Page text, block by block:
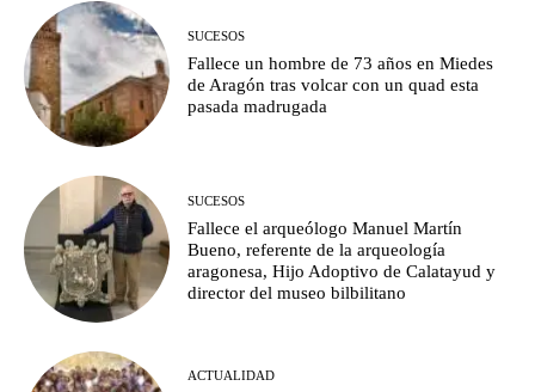
SUCESOS
Fallece un hombre de 73 años en Miedes
de Aragón tras volcar con un quad esta
pasada madrugada
SUCESOS
Fallece el arqueólogo Manuel Martín
Bueno, referente de la arqueología
aragonesa, Hijo Adoptivo de Calatayud y
director del museo bilbilitano
ACTUALIDAD